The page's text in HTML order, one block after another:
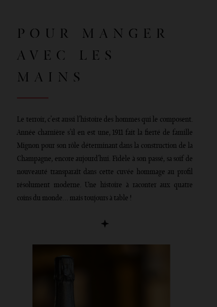
POUR MANGER
AVEC LES
MAINS
Le terroir, c’est aussi l’histoire des hommes qui le composent.
Année charnière s’il en est une, 1911 fait la fierté de famille
Mignon pour son rôle déterminant dans la construction de la
Champagne, encore aujourd’hui. Fidèle à son passé, sa soif de
nouveauté transparaît dans cette cuvée hommage au profil
résolument moderne. Une histoire à raconter aux quatre
coins du monde… mais toujours à table !